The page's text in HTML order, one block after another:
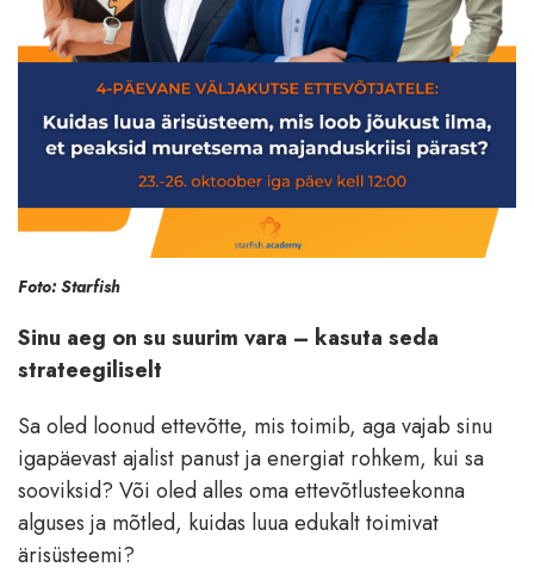
Foto: Starfish
Sinu aeg on su suurim vara – kasuta seda
strateegiliselt
Sa oled loonud ettevõtte, mis toimib, aga vajab sinu
igapäevast ajalist panust ja energiat rohkem, kui sa
sooviksid? Või oled alles oma ettevõtlusteekonna
alguses ja mõtled, kuidas luua edukalt toimivat
ärisüsteemi?